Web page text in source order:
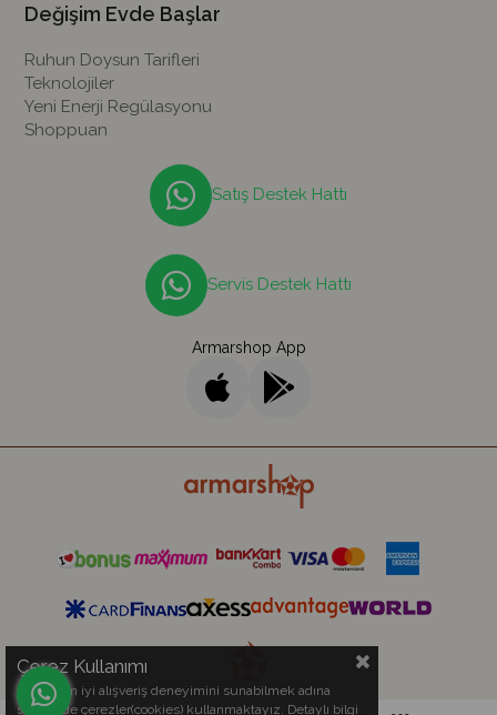
Değişim Evde Başlar
Ruhun Doysun Tarifleri
Teknolojiler
Yeni Enerji Regülasyonu
Shoppuan
Satış Destek Hattı
Servis Destek Hattı
Armarshop App
Çerez Kullanımı
Sizlere en iyi alışveriş deneyimini sunabilmek adına
sitemizde çerezler(cookies) kullanmaktayız. Detaylı bilgi